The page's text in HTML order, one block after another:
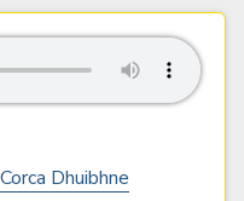
Corca Dhuibhne